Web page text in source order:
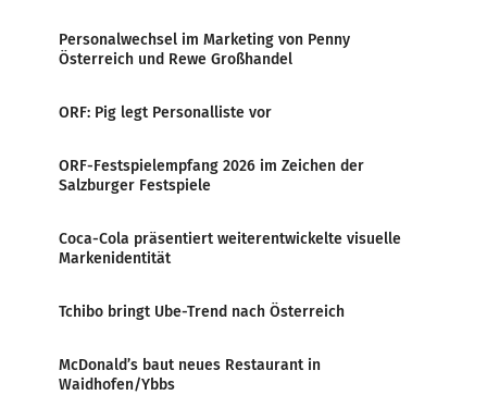
Personalwechsel im Marketing von Penny
Österreich und Rewe Großhandel
ORF: Pig legt Personalliste vor
ORF-Festspielempfang 2026 im Zeichen der
Salzburger Festspiele
Coca-Cola präsentiert weiterentwickelte visuelle
Markenidentität
Tchibo bringt Ube-Trend nach Österreich
McDonald’s baut neues Restaurant in
Waidhofen/Ybbs